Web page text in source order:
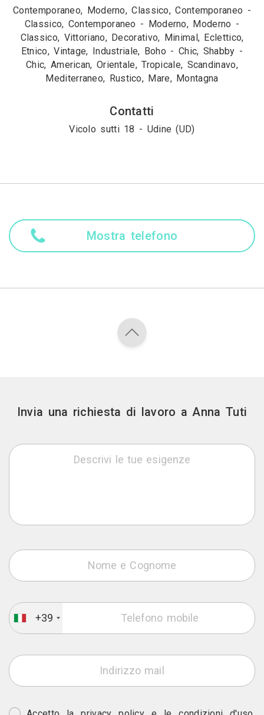
Contemporaneo, Moderno, Classico, Contemporaneo -
Classico, Contemporaneo - Moderno, Moderno -
Classico, Vittoriano, Decorativo, Minimal, Eclettico,
Etnico, Vintage, Industriale, Boho - Chic, Shabby -
Chic, American, Orientale, Tropicale, Scandinavo,
Mediterraneo, Rustico, Mare, Montagna
Contatti
Vicolo sutti 18 - Udine (UD)
Mostra telefono
Invia una richiesta di lavoro a Anna Tuti
+39